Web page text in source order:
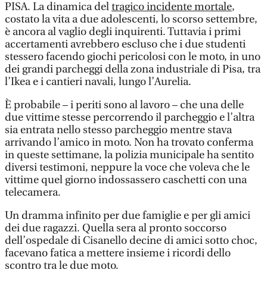
PISA. La dinamica deltragico incidente mortale,
costato la vita a due adolescenti, lo scorso settembre,
è ancora al vaglio degli inquirenti. Tuttavia i primi
accertamenti avrebbero escluso che i due studenti
stessero facendo giochi pericolosi con le moto, in uno
dei grandi parcheggi della zona industriale di Pisa, tra
l’Ikea e i cantieri navali, lungo l’Aurelia.
È probabile – i periti sono al lavoro – che una delle
due vittime stesse percorrendo il parcheggio e l’altra
sia entrata nello stesso parcheggio mentre stava
arrivando l’amico in moto. Non ha trovato conferma
in queste settimane, la polizia municipale ha sentito
diversi testimoni, neppure la voce che voleva che le
vittime quel giorno indossassero caschetti con una
telecamera.
Un dramma infinito per due famiglie e per gli amici
dei due ragazzi. Quella sera al pronto soccorso
dell’ospedale di Cisanello decine di amici sotto choc,
facevano fatica a mettere insieme i ricordi dello
scontro tra le due moto.